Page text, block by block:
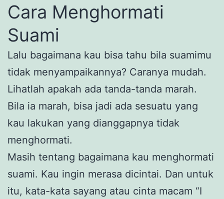
Cara Menghormati
Suami
Lalu bagaimana kau bisa tahu bila suamimu
tidak menyampaikannya? Caranya mudah.
Lihatlah apakah ada tanda-tanda marah.
Bila ia marah, bisa jadi ada sesuatu yang
kau lakukan yang dianggapnya tidak
menghormati.
Masih tentang bagaimana kau menghormati
suami. Kau ingin merasa dicintai. Dan untuk
itu, kata-kata sayang atau cinta macam “I